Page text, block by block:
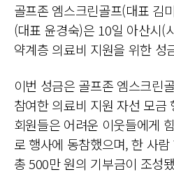
골프존 엠스크린골프(대표 김
(대표 윤경숙)은 10일 아산시(
약계층 의료비 지원을 위한 성
이번 성금은 골프존 엠스크린
참여한 의료비 지원 자선 모금
회원들은 어려운 이웃들에게
로 행사에 동참했으며, 한 사
총 500만 원의 기부금이 조성